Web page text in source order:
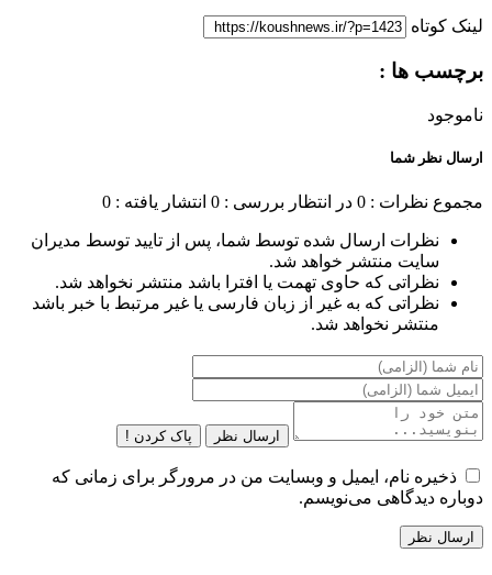
لینک کوتاه
برچسب ها :
ناموجود
ارسال نظر شما
مجموع نظرات : 0 در انتظار بررسی : 0 انتشار یافته : 0
نظرات ارسال شده توسط شما، پس از تایید توسط مدیران
سایت منتشر خواهد شد.
نظراتی که حاوی تهمت یا افترا باشد منتشر نخواهد شد.
نظراتی که به غیر از زبان فارسی یا غیر مرتبط با خبر باشد
منتشر نخواهد شد.
ارسال نظر پاک کردن !
ذخیره نام، ایمیل و وبسایت من در مرورگر برای زمانی که
دوباره دیدگاهی می‌نویسم.